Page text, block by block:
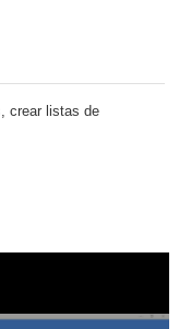
crear listas de